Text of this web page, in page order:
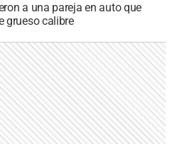
a una pareja en auto que
grueso calibre